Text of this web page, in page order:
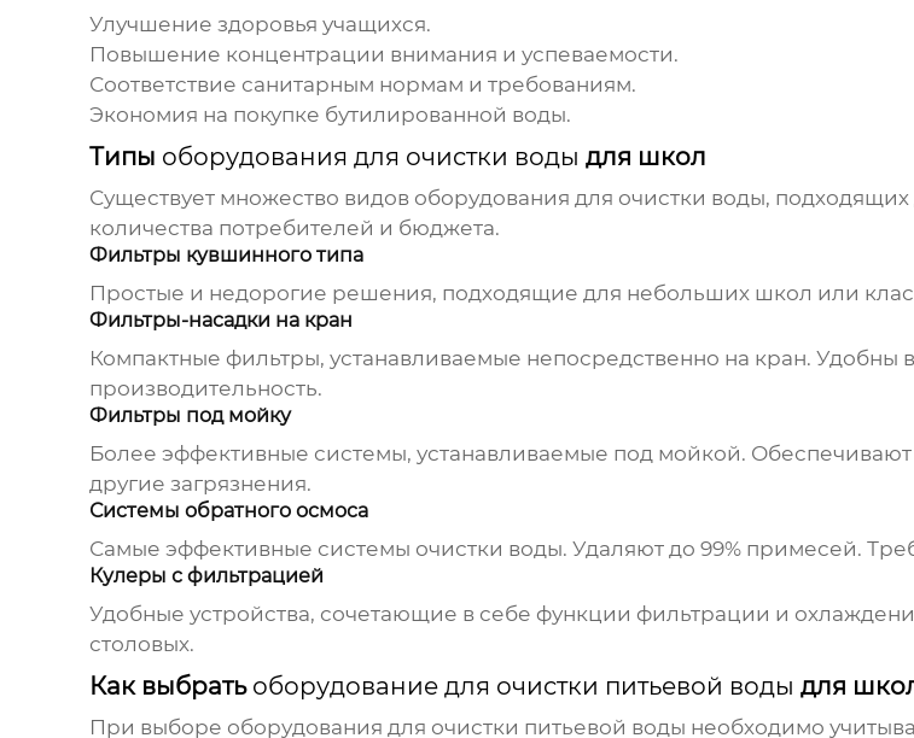
Улучшение здоровья учащихся.
Повышение концентрации внимания и успеваемости.
Соответствие санитарным нормам и требованиям.
Экономия на покупке бутилированной воды.
Типы оборудования для очистки воды для школ
Существует множество видов оборудования для очистки воды, подходящих
количества потребителей и бюджета.
Фильтры кувшинного типа
Простые и недорогие решения, подходящие для небольших школ или
Фильтры-насадки на кран
Компактные фильтры, устанавливаемые непосредственно на кран.
производительность.
Фильтры под мойку
Более эффективные системы, устанавливаемые под мойкой.
другие загрязнения.
Системы обратного осмоса
Самые эффективные системы очистки воды. Удаляют до 99% примесей.
Кулеры с фильтрацией
Удобные устройства, сочетающие в себе функции фильтрации и
столовых.
Как выбрать оборудование для очистки питьевой воды для
При выборе оборудования для очистки питьевой воды необходимо